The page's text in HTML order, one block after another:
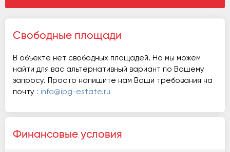
Свободные площади
В объекте нет свободных площадей. Но мы можем
найти для вас альтернативный вариант по Вашему
запросу. Просто напишите нам Ваши требования на
почту : info@ipg-estate.ru
Финансовые условия